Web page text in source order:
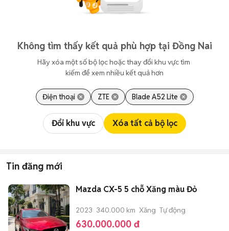
Không tìm thấy kết quả phù hợp tại Đồng Nai
Hãy xóa một số bộ lọc hoặc thay đổi khu vực tìm
kiếm để xem nhiều kết quả hơn
Điện thoại ZTE Blade A52 Lite
Đổi khu vực Xóa tất cả bộ lọc
Tin đăng mới
Mazda CX-5 5 chỗ Xăng màu Đỏ
2023 340.000 km Xăng Tự động
630.000.000 đ